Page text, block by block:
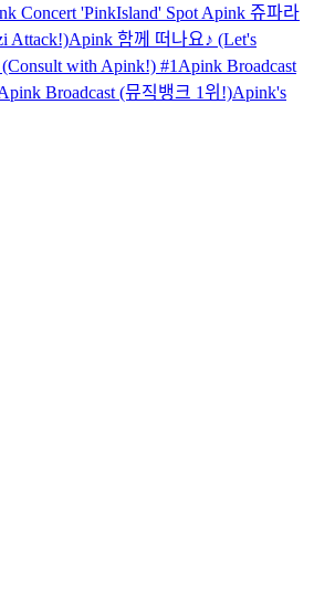
Concert 'PinkIsland' Spot Apink 쥬파라
Attack!)Apink 함께 떠나요♪ (Let's
with Apink!) #1 Apink Broadcast
Broadcast (뮤직뱅크 1위!)Apink's